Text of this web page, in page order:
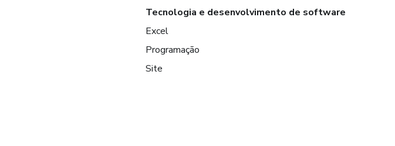
Tecnologia e desenvolvimento de software
Excel
Programação
Site